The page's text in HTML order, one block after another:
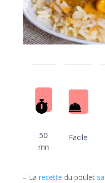
50
mn
Facile
– La recette du poulet